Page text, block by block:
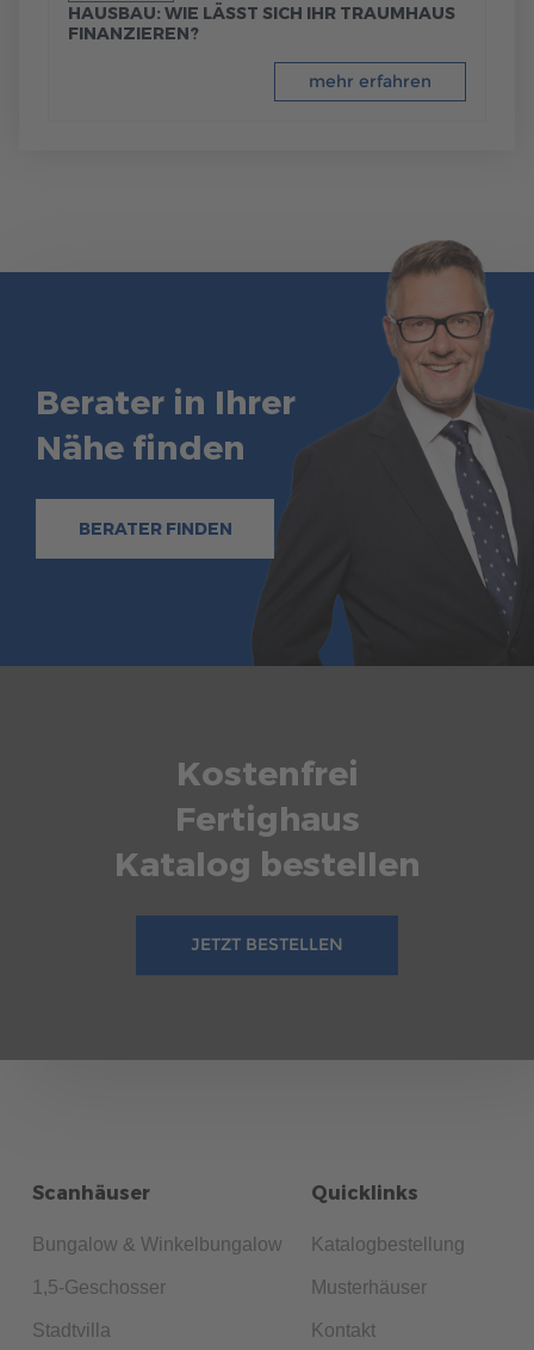
HAUSBAU: WIE LÄSST SICH IHR TRAUMHAUS
FINANZIEREN?
mehr erfahren
Berater in Ihrer
Nähe finden
BERATER FINDEN
Kostenfrei
Fertighaus
Katalog bestellen
JETZT BESTELLEN
Scanhäuser
Bungalow & Winkelbungalow
1,5-Geschosser
Stadtvilla
Quicklinks
Katalogbestellung
Musterhäuser
Kontakt